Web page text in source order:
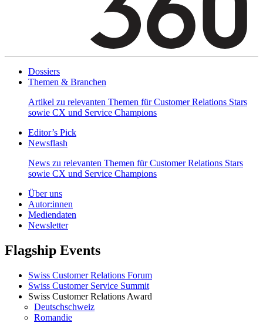
Dossiers
Themen & Branchen
Artikel zu relevanten Themen für Customer Relations Stars
sowie CX und Service Champions
Editor’s Pick
Newsflash
News zu relevanten Themen für Customer Relations Stars
sowie CX und Service Champions
Über uns
Autor:innen
Mediendaten
Newsletter
Flagship Events
Swiss Customer Relations Forum
Swiss Customer Service Summit
Swiss Customer Relations Award
Deutschschweiz
Romandie